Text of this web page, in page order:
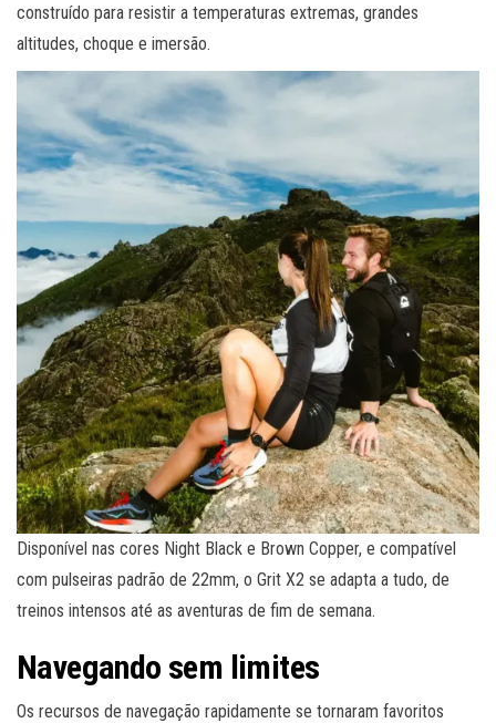
construído para resistir a temperaturas extremas, grandes
altitudes, choque e imersão.
Disponível nas cores Night Black e Brown Copper, e compatível
com pulseiras padrão de 22mm, o Grit X2 se adapta a tudo, de
treinos intensos até as aventuras de fim de semana.
Navegando sem limites
Os recursos de navegação rapidamente se tornaram favoritos